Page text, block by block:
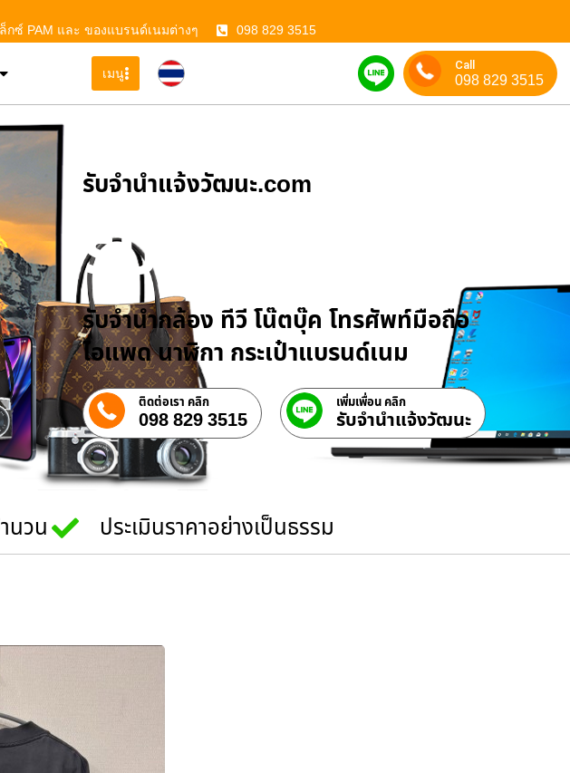
ซ์ PAM และ ของแบรนด์เนมต่างๆ 098 829 3515
เมนู
Call
098 829 3515
รับจํานําแจ้งวัฒนะ.com
รับจำนำสินค้าไอที
รับจำนำกล้อง ทีวี โน๊ตบุ๊ค โทรศัพท์มือถือ
ไอแพด นาฬิกา กระเป๋าแบรนด์เนม
ติดต่อเรา คลิก
098 829 3515
เพิ่มเพื่อน คลิก
รับจํานําแจ้งวัฒนะ
นวน ประเมินราคาอย่างเป็นธรรม